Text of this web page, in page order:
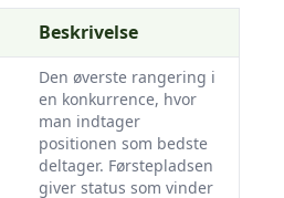
Beskrivelse
Den øverste rangering i
en konkurrence, hvor
man indtager
positionen som bedste
deltager. Førstepladsen
giver status som vinder